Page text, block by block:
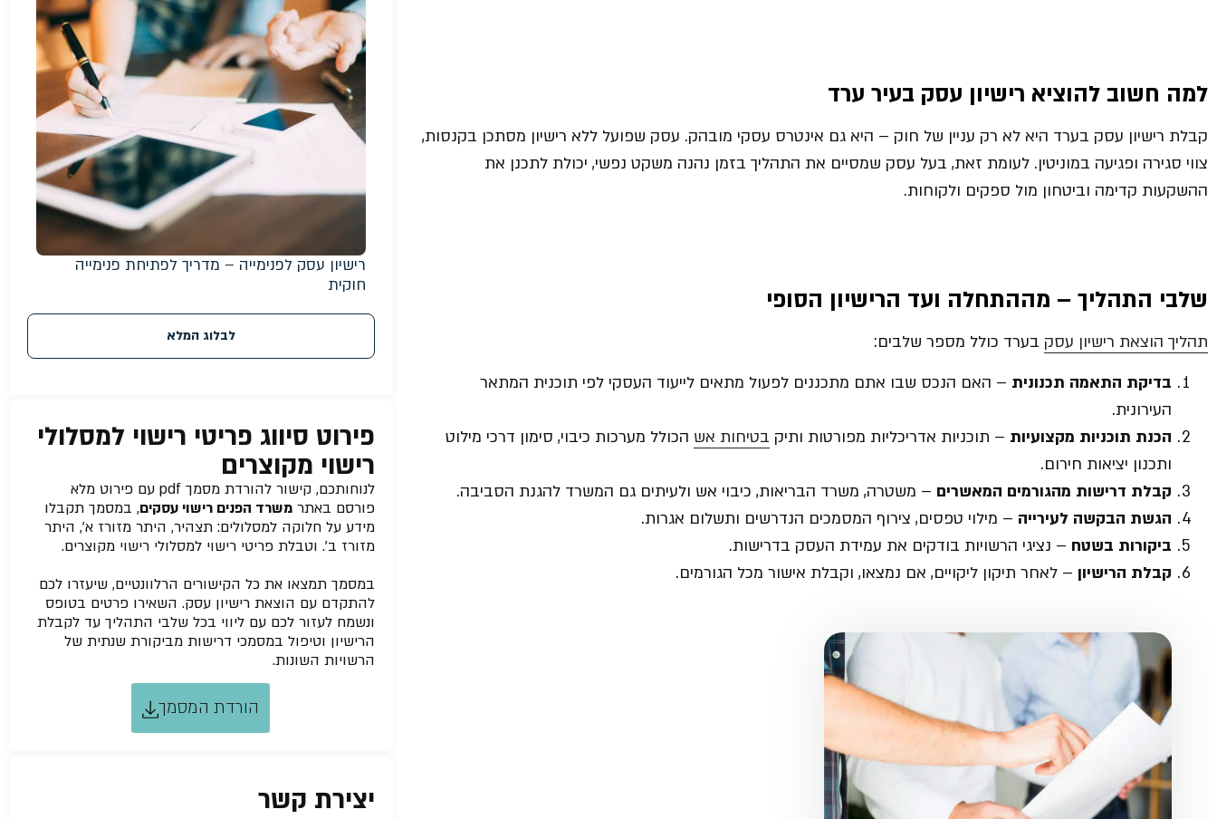
למה חשוב להוציא רישיון עסק בעיר ערד
קבלת רישיון עסק בערד היא לא רק עניין של חוק – היא גם אינטרס עסקי מובהק. עסק שפועל ללא רישיון מסתכן בקנסות,
צווי סגירה ופגיעה במוניטין. לעומת זאת, בעל עסק שמסיים את התהליך בזמן נהנה משקט נפשי, יכולת לתכנן את
ההשקעות קדימה וביטחון מול ספקים ולקוחות.
שלבי התהליך – מההתחלה ועד הרישיון הסופי
תהליך הוצאת רישיון עסק בערד כולל מספר שלבים:
בדיקת התאמה תכנונית – האם הנכס שבו אתם מתכננים לפעול מתאים לייעוד העסקי לפי תוכנית המתאר
העירונית.
הכנת תוכניות מקצועיות – תוכניות אדריכליות מפורטות ותיק בטיחות אש הכולל מערכות כיבוי, סימון דרכי מילוט
ותכנון יציאות חירום.
קבלת דרישות מהגורמים המאשרים – משטרה, משרד הבריאות, כיבוי אש ולעיתים גם המשרד להגנת הסביבה.
הגשת הבקשה לעירייה – מילוי טפסים, צירוף המסמכים הנדרשים ותשלום אגרות.
ביקורות בשטח – נציגי הרשויות בודקים את עמידת העסק בדרישות.
קבלת הרישיון – לאחר תיקון ליקויים, אם נמצאו, וקבלת אישור מכל הגורמים.
רישיון עסק לפנימייה – מדריך לפתיחת פנימייה
חוקית
לבלוג המלא
פירוט סיווג פריטי רישוי למסלולי
רישוי מקוצרים
לנוחותכם, קישור להורדת מסמך pdf עם פירוט מלא
פורסם באתרמשרד הפנים רישוי עסקים, במסמך תקבלו
מידע על חלוקה למסלולים: תצהיר, היתר מזורז א’, היתר
מזורז ב’. וטבלת פריטי רישוי למסלולי רישוי מקוצרים.
במסמך תמצאו את כל הקישורים הרלוונטיים, שיעזרו לכם
להתקדם עם הוצאת רישיון עסק. השאירו פרטים בטופס
ונשמח לעזור לכם עם ליווי בכל שלבי התהליך עד לקבלת
הרישיון וטיפול במסמכי דרישות מביקורת שנתית של
הרשויות השונות.
הורדת המסמך
יצירת קשר